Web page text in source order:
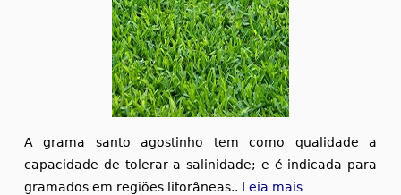
A grama santo agostinho tem como qualidade a
capacidade de tolerar a salinidade; e é indicada para
gramados em regiões litorâneas.. Leia mais